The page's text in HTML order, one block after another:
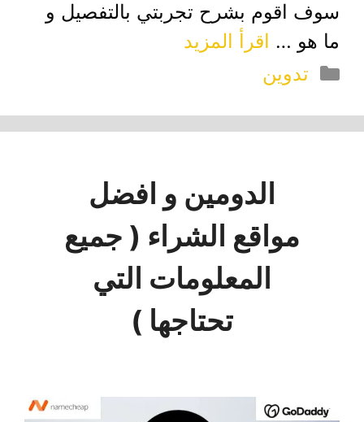
سوف اقوم بشرح تجربتي بالتفصيل و
ما هو … اقرأ المزيد
التصنيفات
تدوين
الدومين و افضل
مواقع الشراء ( جميع
المعلومات التي
تحتاجها )